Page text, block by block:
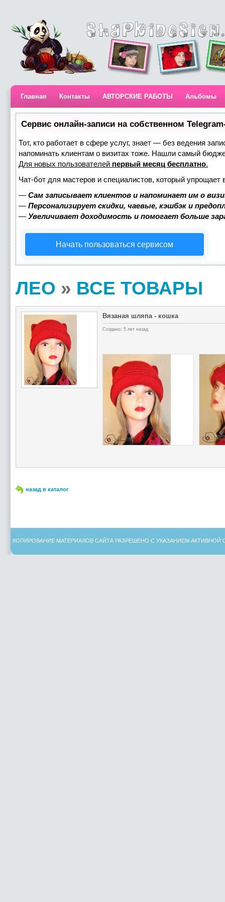
Главная Контакты АВТОРСКИЕ РАБОТЫ Альбомы
Сервис онлайн-записи на собственном
Тот, кто работает в сфере услуг, знает — без ведения
напоминать клиентам о визитах тоже. Нашли самый
Для новых пользователей первый месяц бесплатно.
Чат-бот для мастеров и специалистов, который упрощает
— Сам записывает клиентов и напоминает им о
— Персонализирует скидки, чаевые, кэшбэк и
— Увеличивает доходимость и помогает больше
Начать пользоваться сервисом
ЛЕО » ВСЕ ТОВАРЫ
Вязаная шляпа - кошка
Создано: 5 лет назад
назад в каталог
КОПИРОВАНИЕ МАТЕРИАЛОВ САЙТА РАЗРЕШЕНО С УКАЗАНИЕМ АКТИВНОЙ